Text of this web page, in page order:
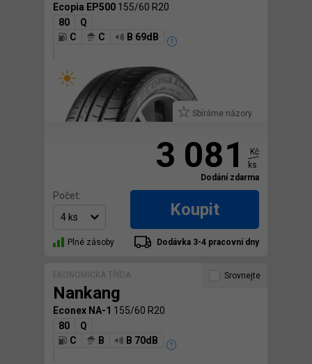
Ecopia EP500 155/60 R20
80
Q
C
C B 69dB
Sbíráme názory.
3 081
Kč
ks
Dodání zdarma
Počet:
Koupit
Plné zásoby Dodávka 3-4 pracovní dny
EKONOMICKÁ TŘÍDA
Nankang
Econex NA-1 155/60 R20
80
Q
C
B B 70dB
Srovnejte